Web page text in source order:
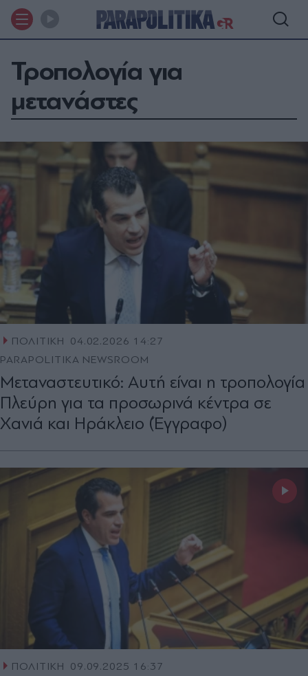
Τροπολογία για
μετανάστες
ΠΟΛΙΤΙΚΗ
04.02.2026 14:27
PARAPOLITIKA NEWSROOM
Μεταναστευτικό: Αυτή είναι η τροπολογία
Πλεύρη για τα προσωρινά κέντρα σε
Χανιά και Ηράκλειο (Έγγραφο)
ΠΟΛΙΤΙΚΗ
09.09.2025 16:37